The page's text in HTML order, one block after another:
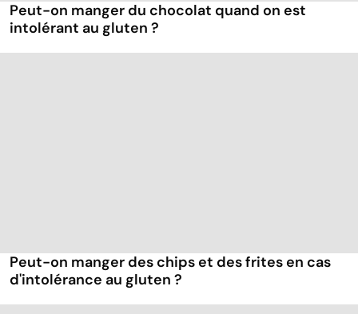
Peut-on manger du chocolat quand on est
intolérant au gluten ?
Peut-on manger des chips et des frites en cas
d'intolérance au gluten ?